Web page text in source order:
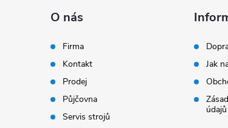
O nás
Firma
Kontakt
Prodej
Půjčovna
Servis strojů
Jak
údajů